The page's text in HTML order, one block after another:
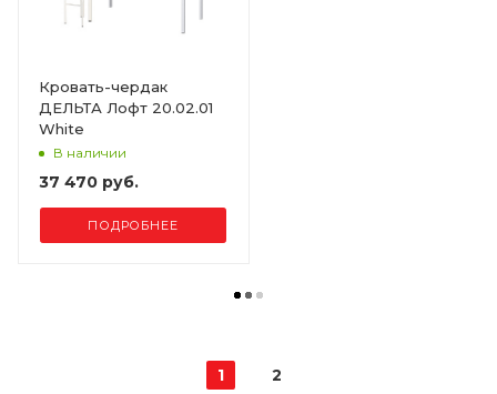
Кровать-чердак
ДЕЛЬТА Лофт 20.02.01
White
В наличии
37 470 руб.
ПОДРОБНЕЕ
1 2